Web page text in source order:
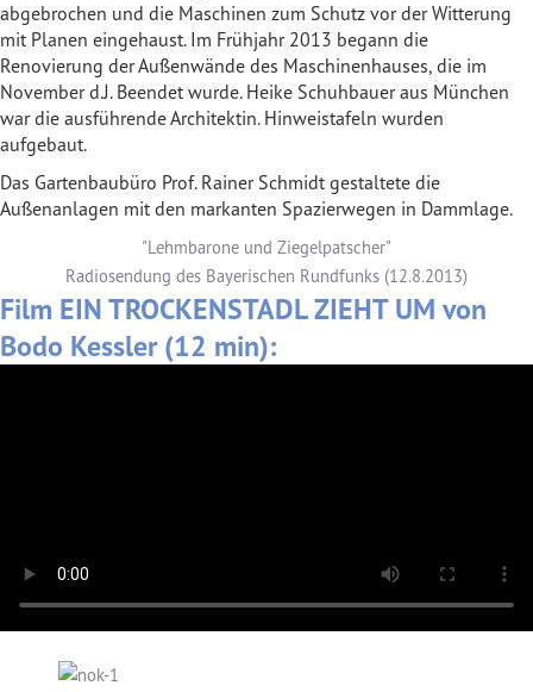
abgebrochen und die Maschinen zum Schutz vor der Witterung
mit Planen eingehaust. Im Frühjahr 2013 begann die
Renovierung der Außenwände des Maschinenhauses, die im
November d.J. Beendet wurde. Heike Schuhbauer aus München
war die ausführende Architektin. Hinweistafeln wurden
aufgebaut.
Das Gartenbaubüro Prof. Rainer Schmidt gestaltete die
Außenanlagen mit den markanten Spazierwegen in Dammlage.
"Lehmbarone und Ziegelpatscher"
Radiosendung des Bayerischen Rundfunks (12.8.2013)
Film EIN TROCKENSTADL ZIEHT UM von
Bodo Kessler (12 min):